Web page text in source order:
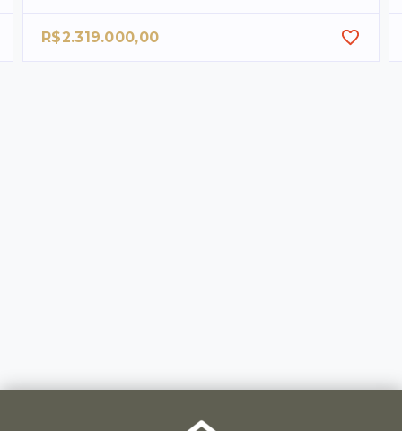
R$2.319.000,00